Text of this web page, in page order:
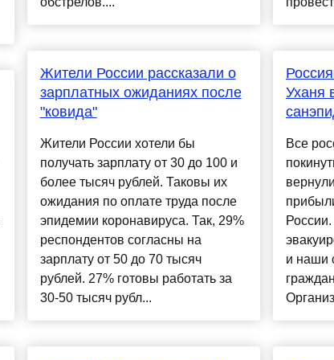
Жители России рассказали о
зарплатных ожиданиях после
"ковида"
Жители России хотели бы
получать зарплату от 30 до 100 и
более тысяч рублей. Таковы их
ожидания по оплате труда после
эпидемии коронавируса. Так, 29%
респондентов согласны на
зарплату от 50 до 70 тысяч
рублей. 27% готовы работать за
30-50 тысяч рубл...
Уханя
Все
и наши